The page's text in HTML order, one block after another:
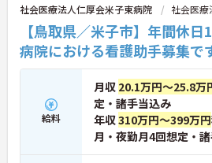
・残業は月平均10時間程度、年間17日間
シュ休暇や産前産後・育児休暇など多様
を利用して私生活を大切にできます。
・65歳の定年後も70歳まで勤務可能な再
基盤のもとで長く雇用が保証されます。
【身だしなみの自由度が高く、自分らし
を尊重しながら活躍できる環境です】
・社員一人ひとりの個性や価値観を大切
社会医療法人仁厚会米子東病院 社会医
【鳥取県／米子市】年間休
病院における看護助手募集で
給料
月収 20.1万円～25.8万
定・諸手当込み
年収310万円～399万円
月・夜勤月4回想定・諸